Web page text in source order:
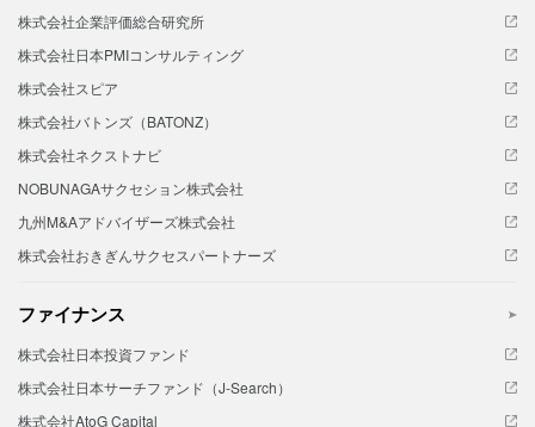
株式会社企業評価総合研究所
株式会社日本PMIコンサルティング
株式会社スピア
株式会社バトンズ（BATONZ）
株式会社ネクストナビ
NOBUNAGAサクセション株式会社
九州M&Aアドバイザーズ株式会社
株式会社おきぎんサクセスパートナーズ
ファイナンス
株式会社日本投資ファンド
株式会社日本サーチファンド（J-Search）
株式会社AtoG Capital